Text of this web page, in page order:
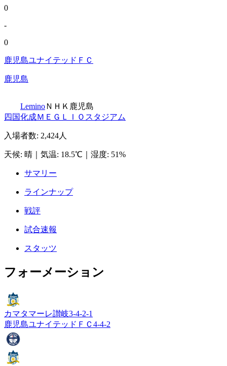
0
-
0
鹿児島ユナイテッドＦＣ
鹿児島
Lemino ＮＨＫ鹿児島
四国化成ＭＥＧＬＩＯスタジアム
入場者数: 2,424人
天候: 晴 気温: 18.5℃ 湿度: 51%
サマリー
ラインナップ
戦評
試合速報
スタッツ
フォーメーション
カマタマーレ讃岐3-4-2-1
鹿児島ユナイテッドＦＣ 4-4-2